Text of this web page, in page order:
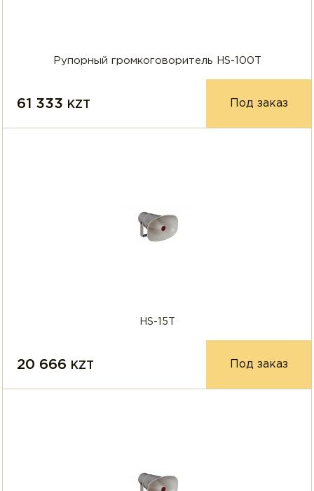
Рупорный громкоговоритель HS-100T
61 333 KZT Под заказ
HS-15T
20 666 KZT Под заказ